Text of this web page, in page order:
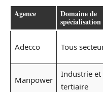
Agence Domaine de
spécialisation
Adecco Tous
Manpower
Industrie et
tertiaire